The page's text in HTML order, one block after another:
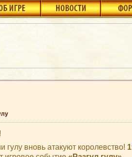
вновь атакуют королевство!